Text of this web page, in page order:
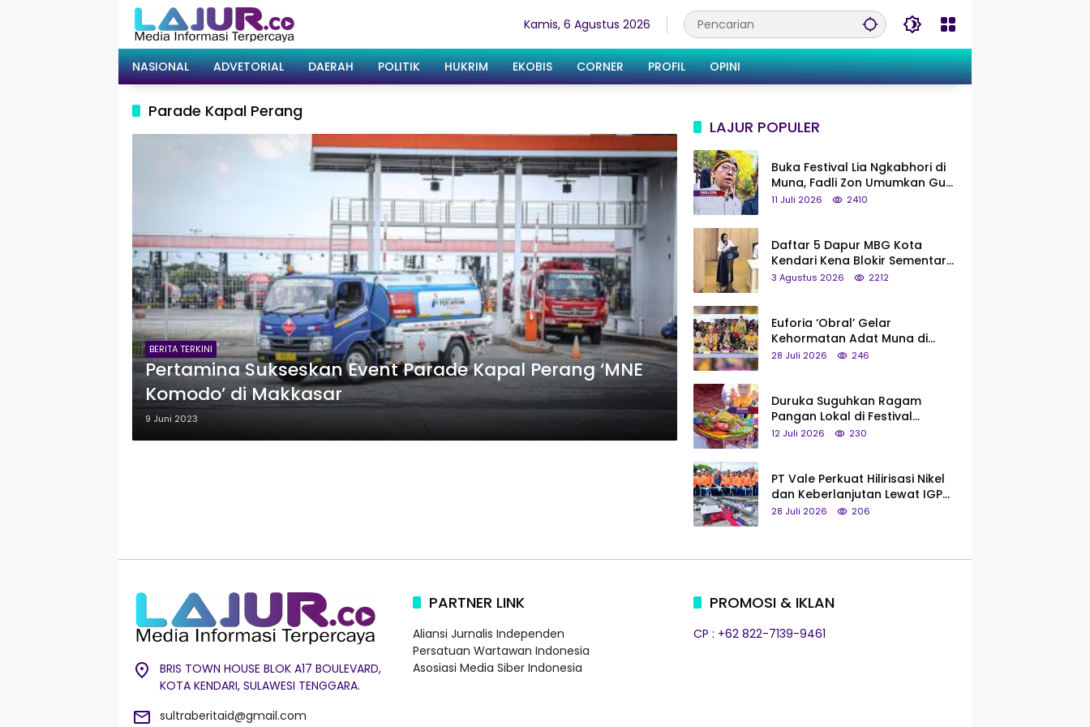
Kamis, 6 Agustus 2026
NASIONAL ADVETORIAL DAERAH POLITIK HUKRIM EKOBIS CORNER PROFIL OPINI
Parade Kapal Perang
BERITA TERKINI
Pertamina Sukseskan Event Parade Kapal Perang ‘MNE
Komodo’ di Makkasar
9 Juni 2023
LAJUR POPULER
Buka Festival Lia Ngkabhori di
Muna, Fadli Zon Umumkan Gua
Metanduno Segera Naik Status
11 Juli 2026 2410
Daftar 5 Dapur MBG Kota
Kendari Kena Blokir Sementara
dari Pusat
3 Agustus 2026 2212
Euforia ‘Obral’ Gelar
Kehormatan Adat Muna di
Silaturahmi KKMM, Ridwan Bae:
28 Juli 2026 246
Duruka Suguhkan Ragam
Pangan Lokal di Festival
Liangkobhori, Dari Umbi Rebus
12 Juli 2026 230
PT Vale Perkuat Hilirisasi Nikel
dan Keberlanjutan Lewat IGP
Morowali
28 Juli 2026 206
BRIS TOWN HOUSE BLOK A17 BOULEVARD,
KOTA KENDARI, SULAWESI TENGGARA.
sultraberitaid@gmail.com
PARTNER LINK
Aliansi Jurnalis Independen
Persatuan Wartawan Indonesia
Asosiasi Media Siber Indonesia
PROMOSI & IKLAN
CP : +62 822-7139-9461